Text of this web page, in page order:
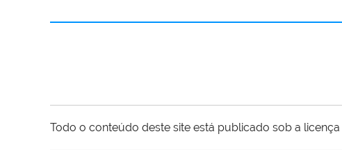
Todo o conteúdo deste site está publicado sob a licença